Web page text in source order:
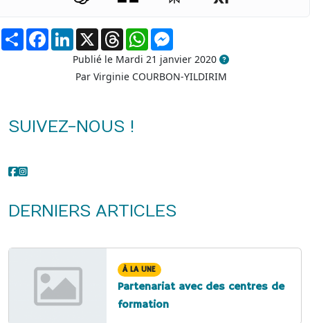
PartagerFacebook
LinkedIn
X ThreadsWhatsApp
Publié le Mardi 21 janvier 2020
Par Virginie COURBON-YILDIRIM
SUIVEZ-NOUS !
DERNIERS ARTICLES
À LA UNE
Partenariat avec des centres de
formation